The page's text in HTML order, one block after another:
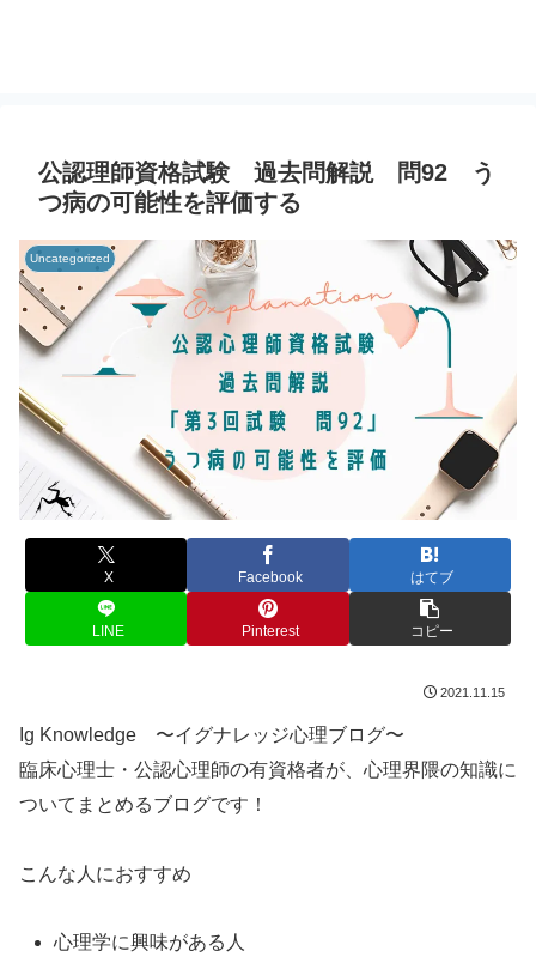
公認理師資格試験 過去問解説 問92 う
つ病の可能性を評価する
Uncategorized
X Facebook はてブ
LINE Pinterest コピー
2021.11.15
Ig Knowledge 〜イグナレッジ心理ブログ〜
臨床心理士・公認心理師の有資格者が、心理界隈の知識に
ついてまとめるブログです！
こんな人におすすめ
心理学に興味がある人